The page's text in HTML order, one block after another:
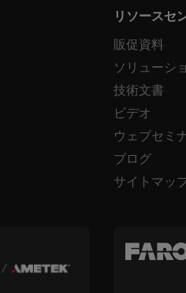
リソースセ
販促資料
ソリューシ
技術文書
ビデオ
ウェブセミ
ブログ
サイトマッ